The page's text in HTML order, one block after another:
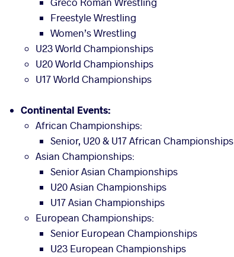
Freestyle Wrestling
Women’s Wrestling
U23 World Championships
U20 World Championships
U17 World Championships
Continental Events:
African Championships:
Senior, U20 & U17 African Championships
Asian Championships:
Senior Asian Championships
U20 Asian Championships
U17 Asian Championships
European Championships:
Senior European Championships
U23 European Championships